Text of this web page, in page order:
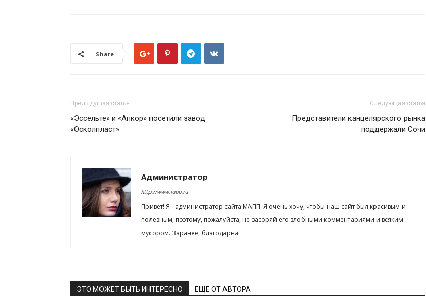
Share
Предыдущая статья
«Эссельте» и «Апкор» посетили завод
«Осколпласт»
Следующая статья
Представители канцелярского рынка
поддержали Сочи
Администратор
http://www.iapp.ru
Привет! Я - администратор сайта МАПП. Я очень хочу, чтобы наш сайт был красивым и
полезным, поэтому, пожалуйста, не засоряй его злобными комментариями и всяким
мусором. Заранее, благодарна!
ЭТО МОЖЕТ БЫТЬ ИНТЕРЕСНО ЕЩЕ ОТ АВТОРА